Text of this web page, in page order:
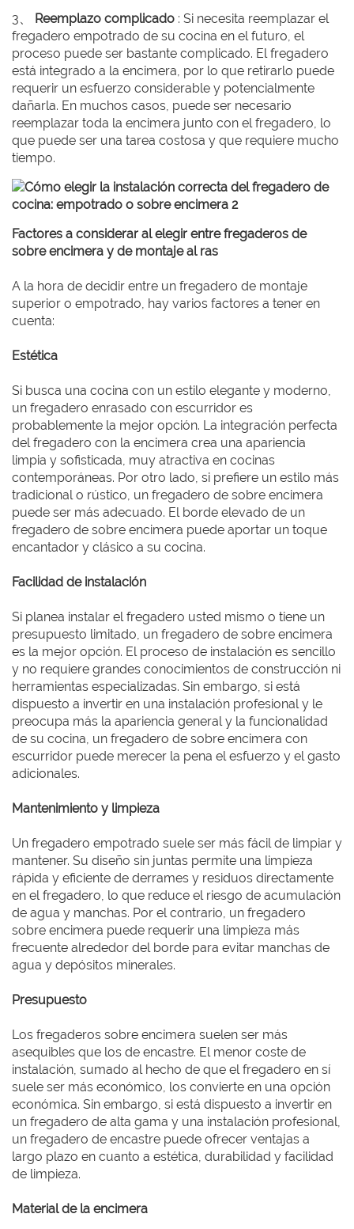
3、 Reemplazo complicado : Si necesita reemplazar el
fregadero empotrado de su cocina en el futuro, el
proceso puede ser bastante complicado. El fregadero
está integrado a la encimera, por lo que retirarlo puede
requerir un esfuerzo considerable y potencialmente
dañarla. En muchos casos, puede ser necesario
reemplazar toda la encimera junto con el fregadero, lo
que puede ser una tarea costosa y que requiere mucho
tiempo.
Factores a considerar al elegir entre fregaderos de
sobre encimera y de montaje al ras
A la hora de decidir entre un fregadero de montaje
superior o empotrado, hay varios factores a tener en
cuenta:
Estética
Si busca una cocina con un estilo elegante y moderno,
un fregadero enrasado con escurridor es
probablemente la mejor opción. La integración perfecta
del fregadero con la encimera crea una apariencia
limpia y sofisticada, muy atractiva en cocinas
contemporáneas. Por otro lado, si prefiere un estilo más
tradicional o rústico, un fregadero de sobre encimera
puede ser más adecuado. El borde elevado de un
fregadero de sobre encimera puede aportar un toque
encantador y clásico a su cocina.
Facilidad de instalación
Si planea instalar el fregadero usted mismo o tiene un
presupuesto limitado, un fregadero de sobre encimera
es la mejor opción. El proceso de instalación es sencillo
y no requiere grandes conocimientos de construcción ni
herramientas especializadas. Sin embargo, si está
dispuesto a invertir en una instalación profesional y le
preocupa más la apariencia general y la funcionalidad
de su cocina, un fregadero de sobre encimera con
escurridor puede merecer la pena el esfuerzo y el gasto
adicionales.
Mantenimiento y limpieza
Un fregadero empotrado suele ser más fácil de limpiar y
mantener. Su diseño sin juntas permite una limpieza
rápida y eficiente de derrames y residuos directamente
en el fregadero, lo que reduce el riesgo de acumulación
de agua y manchas. Por el contrario, un fregadero
sobre encimera puede requerir una limpieza más
frecuente alrededor del borde para evitar manchas de
agua y depósitos minerales.
Presupuesto
Los fregaderos sobre encimera suelen ser más
asequibles que los de encastre. El menor coste de
instalación, sumado al hecho de que el fregadero en sí
suele ser más económico, los convierte en una opción
económica. Sin embargo, si está dispuesto a invertir en
un fregadero de alta gama y una instalación profesional,
un fregadero de encastre puede ofrecer ventajas a
largo plazo en cuanto a estética, durabilidad y facilidad
de limpieza.
Material de la encimera